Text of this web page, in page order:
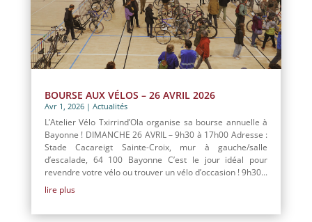
BOURSE AUX VÉLOS – 26 AVRIL 2026
Avr 1, 2026| Actualités
L’Atelier Vélo Txirrind’Ola organise sa bourse annuelle à
Bayonne ! DIMANCHE 26 AVRIL – 9h30 à 17h00 Adresse :
Stade Cacareigt Sainte-Croix, mur à gauche/salle
d’escalade, 64 100 Bayonne C’est le jour idéal pour
revendre votre vélo ou trouver un vélo d’occasion ! 9h30...
lire plus